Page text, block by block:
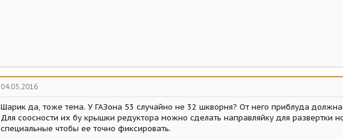
04.05.2016
Шарик да, тоже тема. У ГАЗона 53 случайно не 32 шкворня? От него приблуда
Для соосности их бу крышки редуктора можно сделать направляйку для развертки
специальные чтобы ее точно фиксировать.